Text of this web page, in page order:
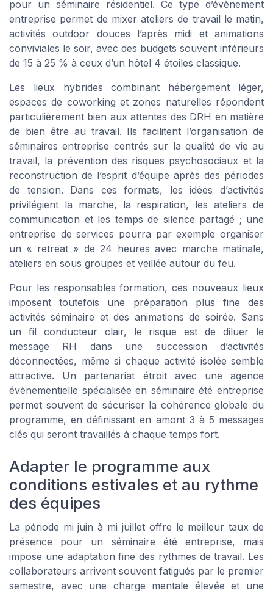
pour un séminaire résidentiel. Ce type d’évènement
entreprise permet de mixer ateliers de travail le matin,
activités outdoor douces l’après midi et animations
conviviales le soir, avec des budgets souvent inférieurs
de 15 à 25 % à ceux d’un hôtel 4 étoiles classique.
Les lieux hybrides combinant hébergement léger,
espaces de coworking et zones naturelles répondent
particulièrement bien aux attentes des DRH en matière
de bien être au travail. Ils facilitent l’organisation de
séminaires entreprise centrés sur la qualité de vie au
travail, la prévention des risques psychosociaux et la
reconstruction de l’esprit d’équipe après des périodes
de tension. Dans ces formats, les idées d’activités
privilégient la marche, la respiration, les ateliers de
communication et les temps de silence partagé ; une
entreprise de services pourra par exemple organiser
un « retreat » de 24 heures avec marche matinale,
ateliers en sous groupes et veillée autour du feu.
Pour les responsables formation, ces nouveaux lieux
imposent toutefois une préparation plus fine des
activités séminaire et des animations de soirée. Sans
un fil conducteur clair, le risque est de diluer le
message RH dans une succession d’activités
déconnectées, même si chaque activité isolée semble
attractive. Un partenariat étroit avec une agence
évènementielle spécialisée en séminaire été entreprise
permet souvent de sécuriser la cohérence globale du
programme, en définissant en amont 3 à 5 messages
clés qui seront travaillés à chaque temps fort.
Adapter le programme aux
conditions estivales et au rythme
des équipes
La période mi juin à mi juillet offre le meilleur taux de
présence pour un séminaire été entreprise, mais
impose une adaptation fine des rythmes de travail. Les
collaborateurs arrivent souvent fatigués par le premier
semestre, avec une charge mentale élevée et une